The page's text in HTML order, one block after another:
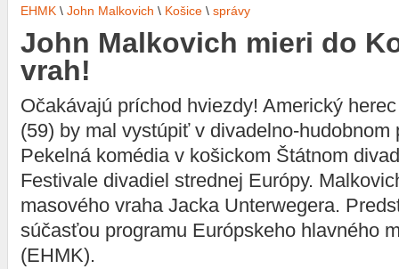
EHMK \ John Malkovich \ Košice \ správy
John Malkovich mieri do
vrah!
Očakávajú príchod hviezdy! Americký
(59) by mal vystúpiť v divadelno-hudobnom
Pekelná komédia v košickom Štátnom
Festivale divadiel strednej Európy.
masového vraha Jacka Unterwegera.
súčasťou programu Európskeho hlavného
(EHMK).